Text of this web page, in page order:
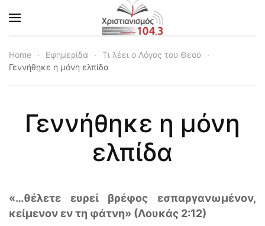
Skip to main content
Home Εφημερίδα
Τι λέει ο Λόγος του Θεού
Γεννήθηκε η μόνη ελπίδα
Γεννήθηκε η μόνη
ελπίδα
«…θέλετε ευρεί βρέφος εσπαργανωμένον,
κείμενον εν τη φάτνη» (Λουκάς 2:12)